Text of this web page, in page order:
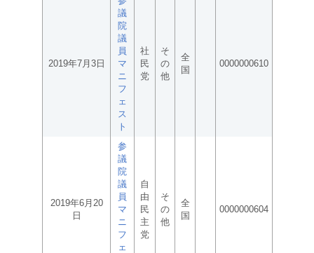
2019年7月3日
議
院
議
員
マ
ニ
フ
ェ
ス
ト
社
民
党
そ
の
他
全
国
0000000610
2019年6月20
日
参
議
院
議
員
マ
ニ
フ
ェ
自
由
民
主
党
そ
の
他
全
国
0000000604